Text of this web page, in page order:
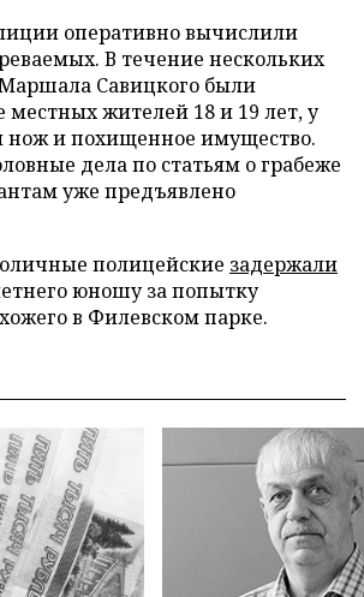
оперативно вычислили
В течение нескольких
Савицкого были
местных жителей 18 и 19 лет, у
нож и похищенное имущество.
дела по статьям о грабеже
уже предъявлено
полицейские задержали
юношу за попытку
в Филевском парке.